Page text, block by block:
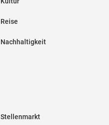
Reise
Nachhaltigkeit
Stellenmarkt